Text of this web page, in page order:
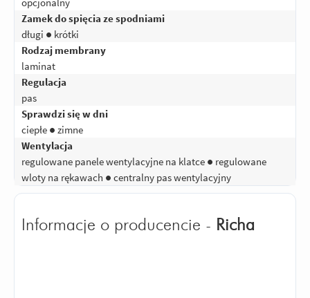
opcjonalny
Zamek do spięcia ze spodniami
długi ● krótki
Rodzaj membrany
laminat
Regulacja
pas
Sprawdzi się w dni
ciepłe ● zimne
Wentylacja
regulowane panele wentylacyjne na klatce ● regulowane
wloty na rękawach ● centralny pas wentylacyjny
Informacje o producencie - Richa